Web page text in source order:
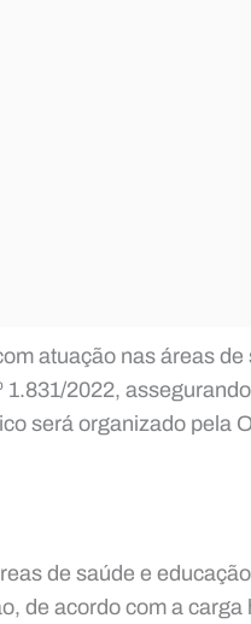
atuação nas áreas de
1.831/2022, assegurando
será organizado pela
de saúde e
de acordo com a carga